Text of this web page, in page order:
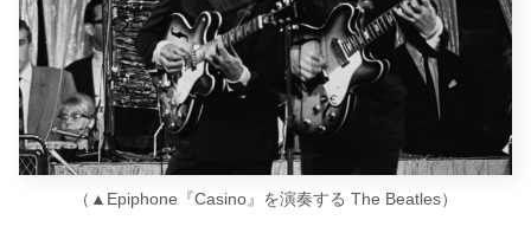
（▲Epiphone『Casino』を演奏する The Beatles）